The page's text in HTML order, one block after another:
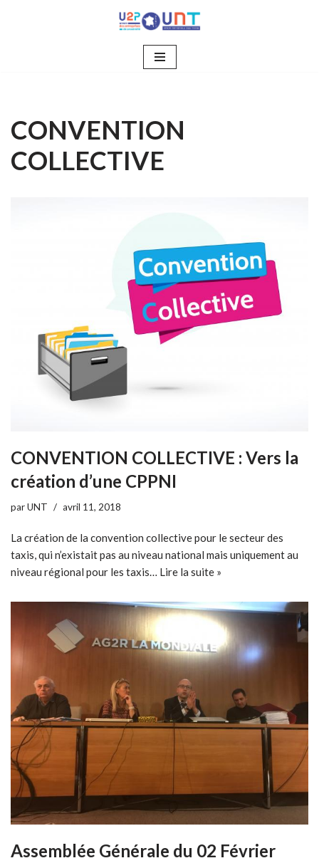
CONVENTION
COLLECTIVE
CONVENTION COLLECTIVE : Vers la
création d’une CPPNI
parUNT avril 11, 2018
La création de la convention collective pour le secteur des
taxis, qui n’existait pas au niveau national mais uniquement au
niveau régional pour les taxis… Lire la suite »
Assemblée Générale du 02 Février